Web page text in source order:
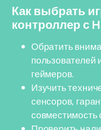
Как выбрать
контроллер с
Обратить
геймеров.
Изучить
сенсоров,